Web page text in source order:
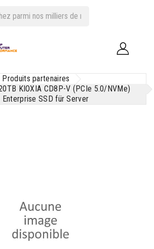
Produits partenaires
KIOXIA CD8P-V (PCIe 5.0/NVMe)
Enterprise SSD für Server